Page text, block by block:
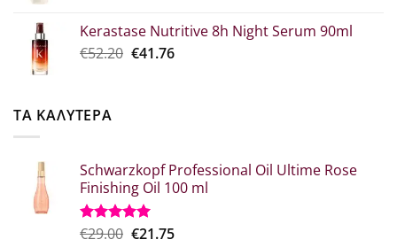
€26.00.είναι:
€20.80.
Kerastase Nutritive 8h Night Serum 90ml
€52.20 Original
€41.76Η
ΤΑ ΚΑΛΥΤΕΡΑ
Schwarzkopf Professional Oil Ultime Rose
Finishing Oil 100 ml
Βαθμολογήθηκε
€29.00 Original
€21.75Η